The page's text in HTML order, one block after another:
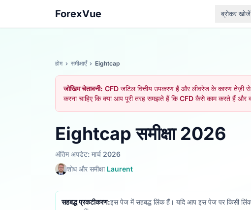
ForexVue ब्रोकर खोजें
होम › समीक्षाएँ › Eightcap
जोखिम चेतावनी: CFD जटिल वित्तीय उपकरण हैं और लीवरेज के कारण तेज़ी
करना चाहिए कि क्या आप पूरी तरह समझते हैं कि CFD कैसे काम करते हैं और
Eightcap समीक्षा 2026
अंतिम अपडेट: मार्च 2026
शोध और समीक्षा Laurent
सहबद्ध प्रकटीकरण:इस पेज में सहबद्ध लिंक हैं। यदि आप इस पेज पर किसी लिंक